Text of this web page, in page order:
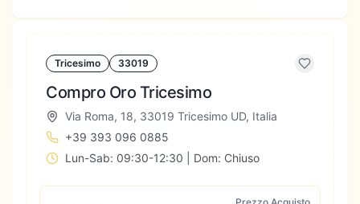
Tricesimo 33019
Compro Oro Tricesimo
Via Roma, 18, 33019 Tricesimo UD, Italia
+39 393 096 0885
Lun-Sab: 09:30-12:30 | Dom: Chiuso